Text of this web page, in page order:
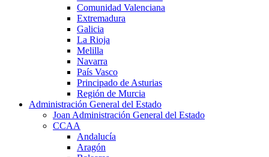
Comunidad Valenciana
Extremadura
Galicia
La Rioja
Melilla
Navarra
País Vasco
Principado de Asturias
Región de Murcia
Administración General del Estado
Joan Administración General del Estado
CCAA
Andalucía
Aragón